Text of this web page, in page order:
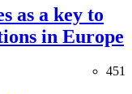
as a key to
in Europe
451